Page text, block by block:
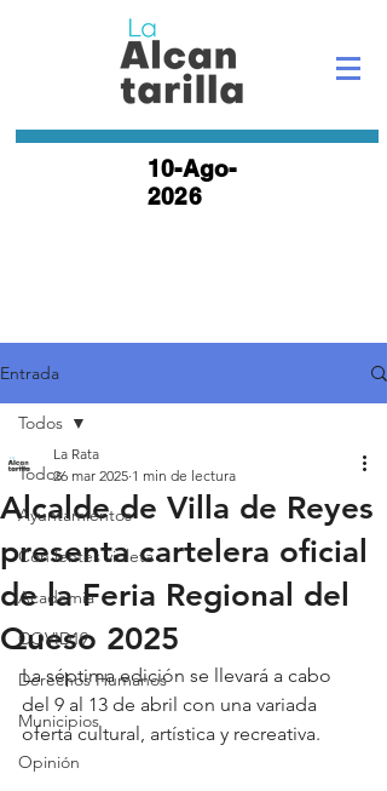
10-Ago-
2026
Entrada
Todos
Ayuntamientos
Con lentes violeta
Academia
COVID19
Derechos Humanos
Municipios
Opinión
Todos
Alcalde de Villa de Reyes
presenta cartelera oficial
de la Feria Regional del
Queso 2025
La Rata
26 mar 2025 1 min de lectura
La séptima edición se llevará a cabo
del 9 al 13 de abril con una variada
oferta cultural, artística y recreativa.